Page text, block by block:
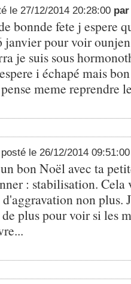
le 27/12/2014 20:28:00
bonnde fete j espere
pour voir
je suis sous
i échapé mais
meme reprendre
le 26/12/2014
un bon Noël avec ta
: stabilisation. Cela
non plus.
plus pour voir si les